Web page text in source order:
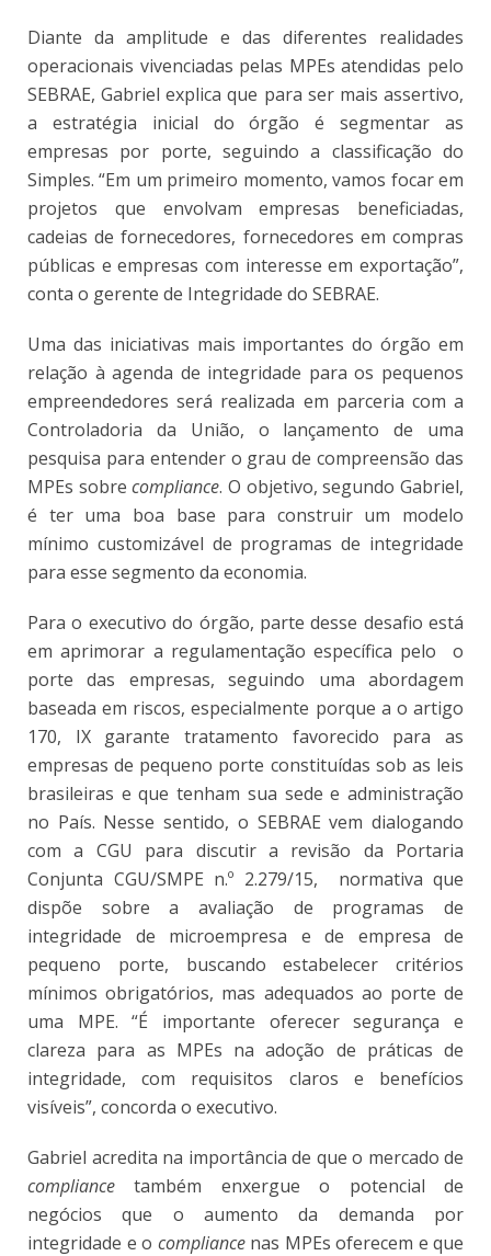
Diante da amplitude e das diferentes realidades
operacionais vivenciadas pelas MPEs atendidas pelo
SEBRAE, Gabriel explica que para ser mais assertivo,
a estratégia inicial do órgão é segmentar as
empresas por porte, seguindo a classificação do
Simples. “Em um primeiro momento, vamos focar em
projetos que envolvam empresas beneficiadas,
cadeias de fornecedores, fornecedores em compras
públicas e empresas com interesse em exportação”,
conta o gerente de Integridade do SEBRAE.
Uma das iniciativas mais importantes do órgão em
relação à agenda de integridade para os pequenos
empreendedores será realizada em parceria com a
Controladoria da União, o lançamento de uma
pesquisa para entender o grau de compreensão das
MPEs sobrecompliance. O objetivo, segundo Gabriel,
é ter uma boa base para construir um modelo
mínimo customizável de programas de integridade
para esse segmento da economia.
Para o executivo do órgão, parte desse desafio está
em aprimorar a regulamentação específica pelo o
porte das empresas, seguindo uma abordagem
baseada em riscos, especialmente porque a o artigo
170, IX garante tratamento favorecido para as
empresas de pequeno porte constituídas sob as leis
brasileiras e que tenham sua sede e administração
no País. Nesse sentido, o SEBRAE vem dialogando
com a CGU para discutir a revisão da Portaria
Conjunta CGU/SMPE n.º 2.279/15, normativa que
dispõe sobre a avaliação de programas de
integridade de microempresa e de empresa de
pequeno porte, buscando estabelecer critérios
mínimos obrigatórios, mas adequados ao porte de
uma MPE. “É importante oferecer segurança e
clareza para as MPEs na adoção de práticas de
integridade, com requisitos claros e benefícios
visíveis”, concorda o executivo.
Gabriel acredita na importância de que o mercado de
compliance também enxergue o potencial de
negócios que o aumento da demanda por
integridade e o compliancenas MPEs oferecem e que